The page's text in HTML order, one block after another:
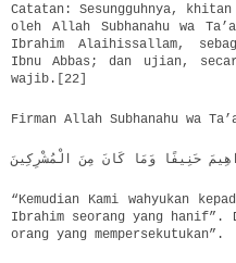
Catatan: Sesungguhnya,
oleh Allah Subhanahu wa
Ibrahim Alaihissallam,
Ibnu Abbas; dan ujian,
wajib.[22]
Firman Allah Subhanahu wa
حَنِيفًا وَمَا كَانَ مِنَ الْمُشْرِكِينَ
“Kemudian Kami wahyukan
Ibrahim seorang yang hanif”.
orang yang mempersekutukan”.